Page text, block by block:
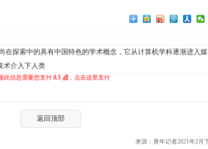
探索中的具有中国特色的学术概念，它从计算机学科逐渐进入媒
术介入下人类
此信息需要您支付 0.5 点，点击这里支付
返回顶部
来源：青年记者2021年2月